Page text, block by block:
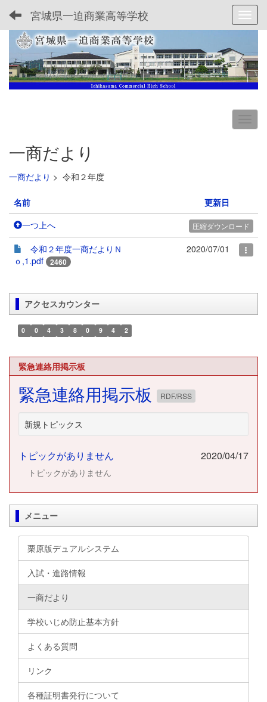
宮城県一迫商業高等学校
一商だより
一商だより > 令和２年度
名前
更新日
一つ上へ
圧縮ダウンロード
令和２年度一商だよりＮ
ｏ,1.pdf
2460
2020/07/01
アクセスカウンター
0 0 4 3 8 0 9 4 2
緊急連絡用掲示板
緊急連絡用掲示板 RDF/RSS
新規トピックス
トピックがありません 2020/04/17
トピックがありません
メニュー
栗原版デュアルシステム
入試・進路情報
一商だより
学校いじめ防止基本方針
よくある質問
リンク
各種証明書発行について